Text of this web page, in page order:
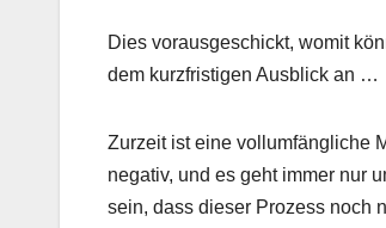
Dies vorausgeschickt, womit
dem kurzfristigen Ausblick an …
Zurzeit ist eine vollumfängliche
negativ, und es geht immer nur
sein, dass dieser Prozess noch